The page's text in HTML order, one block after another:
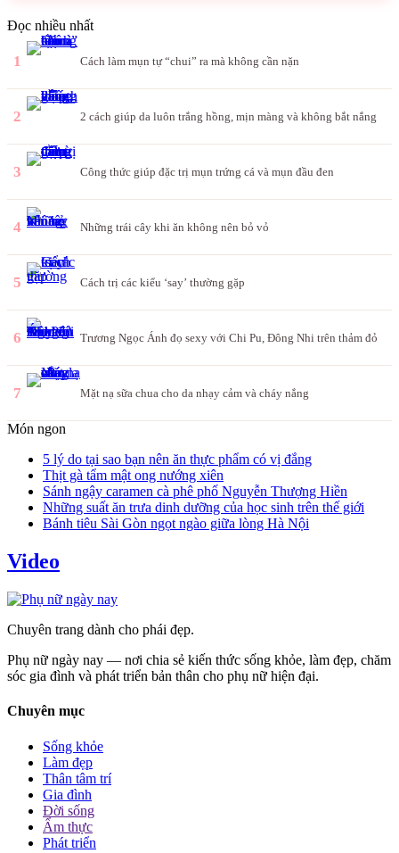
Đọc nhiều nhất
1 Cách làm mụn tự “chui” ra mà không cần nặn
2 2 cách giúp da luôn trắng hồng, mịn màng và không bắt nắng
3 Công thức giúp đặc trị mụn trứng cá và mụn đầu đen
4 Những trái cây khi ăn không nên bỏ vỏ
5 Cách trị các kiểu ‘say’ thường gặp
6 Trương Ngọc Ánh đọ sexy với Chi Pu, Đông Nhi trên thảm đỏ
7 Mặt nạ sữa chua cho da nhạy cảm và cháy nắng
Món ngon
5 lý do tại sao bạn nên ăn thực phẩm có vị đắng
Thịt gà tẩm mật ong nướng xiên
Sánh ngậy caramen cà phê phố Nguyễn Thượng Hiền
Những suất ăn trưa dinh dưỡng của học sinh trên thế giới
Bánh tiêu Sài Gòn ngọt ngào giữa lòng Hà Nội
Video
Chuyên trang dành cho phái đẹp.
Phụ nữ ngày nay — nơi chia sẻ kiến thức sống khỏe, làm đẹp, chăm
sóc gia đình và phát triển bản thân cho phụ nữ hiện đại.
Chuyên mục
Sống khỏe
Làm đẹp
Thân tâm trí
Gia đình
Đời sống
Ẩm thực
Phát triển